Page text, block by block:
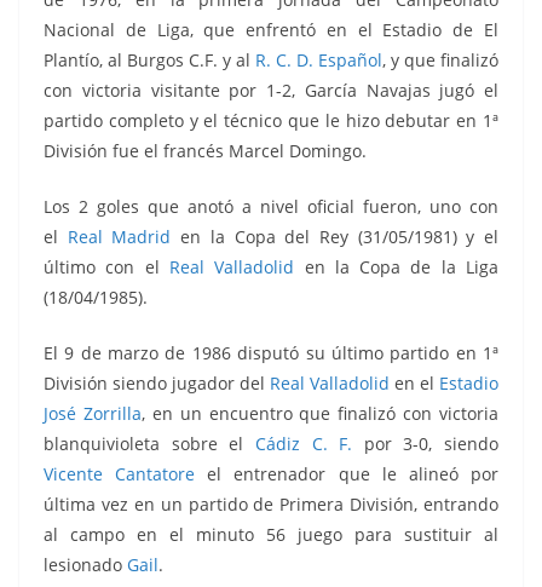
Nacional de Liga, que enfrentó en el Estadio de El
Plantío, al Burgos C.F. y al R. C. D. Español, y que finalizó
con victoria visitante por 1-2, García Navajas jugó el
partido completo y el técnico que le hizo debutar en 1ª
División fue el francés Marcel Domingo.
Los 2 goles que anotó a nivel oficial fueron, uno con
el Real Madrid en la Copa del Rey (31/05/1981) y el
último con el Real Valladolid en la Copa de la Liga
(18/04/1985).
El 9 de marzo de 1986 disputó su último partido en 1ª
División siendo jugador del Real Valladolid en el Estadio
José Zorrilla, en un encuentro que finalizó con victoria
blanquivioleta sobre el Cádiz C. F. por 3-0, siendo
Vicente Cantatore el entrenador que le alineó por
última vez en un partido de Primera División, entrando
al campo en el minuto 56 juego para sustituir al
lesionado Gail.